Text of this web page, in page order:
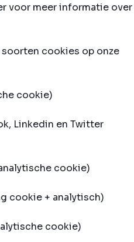
voor meer informatie over
cookies op onze
cookie)
Linkedin en Twitter
cookie)
cookie + analytisch)
cookie)